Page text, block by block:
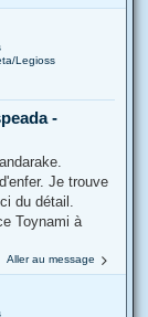
Legioss
-
Je trouve
du détail.
Toynami à
Aller au message